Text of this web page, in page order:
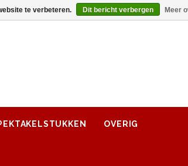
OVERIG
te verbeteren. Dit bericht verbergen Meer